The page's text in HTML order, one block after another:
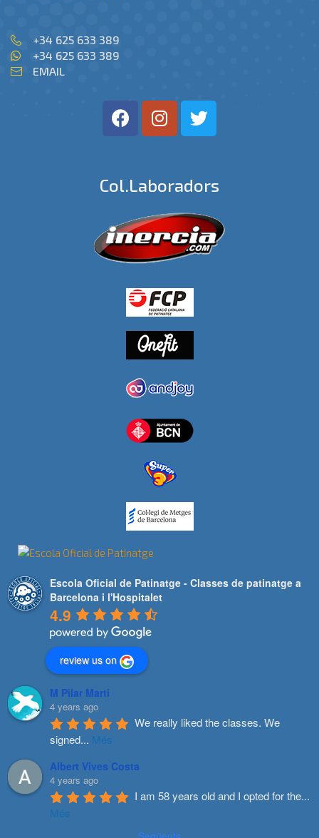
+34 625 633 389
+34 625 633 389
EMAIL
Col.laboradors
Escola Oficial de Patinatge - Classes de patinatge a
Barcelona i l'Hospitalet
4.9
review us on
M Pilar Marti
4 years ago
We really liked the classes. We
signed... Més
Albert Vives Costa
4 years ago
I am 58 years old and I opted for the...
Més